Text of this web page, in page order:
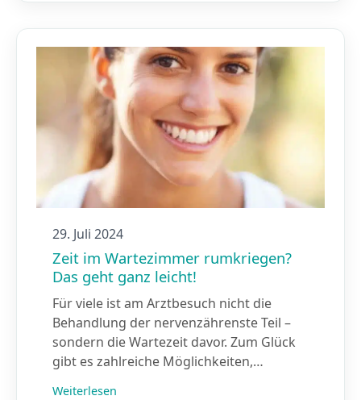
29. Juli 2024
Zeit im Wartezimmer rumkriegen?
Das geht ganz leicht!
Für viele ist am Arztbesuch nicht die
Behandlung der nervenzährenste Teil –
sondern die Wartezeit davor. Zum Glück
gibt es zahlreiche Möglichkeiten,…
Weiterlesen